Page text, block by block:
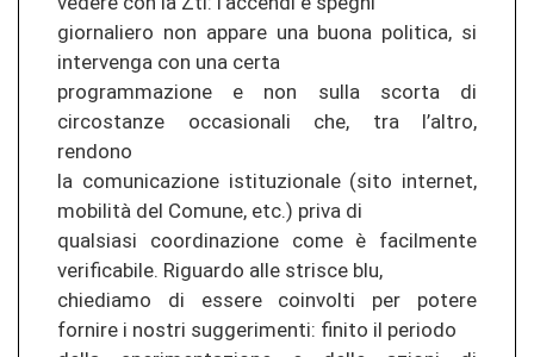
giornaliero non appare una buona politica, si
intervenga con una certa
programmazione e non sulla scorta di
circostanze occasionali che, tra l’altro,
rendono
la comunicazione istituzionale (sito internet,
mobilità del Comune, etc.) priva di
qualsiasi coordinazione come è facilmente
verificabile. Riguardo alle strisce blu,
chiediamo di essere coinvolti per potere
fornire i nostri suggerimenti: finito il periodo